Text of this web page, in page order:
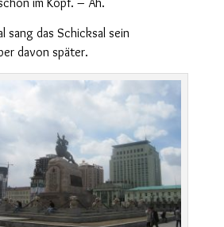
im Kopf. – Äh.
sang das Schicksal sein
davon später.